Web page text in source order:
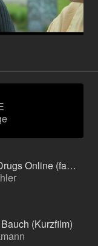
How to Sell Drugs Online (fast) x Kleinanzeigen WG (Image-Serie)
(Kurzfilm)